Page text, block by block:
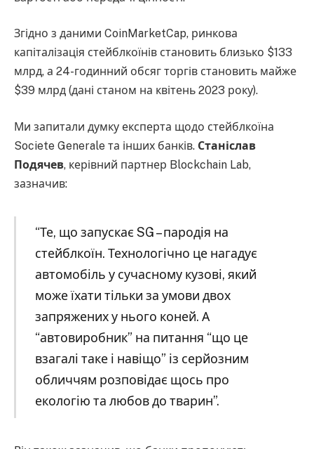
Згідно з даними CoinMarketCap, ринкова
капіталізація стейблкоїнів становить близько $133
млрд, а 24-годинний обсяг торгів становить майже
$39 млрд (дані станом на квітень 2023 року).
Ми запитали думку експерта щодо стейблкоїна
Societe Generale та інших банків. Станіслав
Подячев, керівний партнер Blockchain Lab,
зазначив:
“Те, що запускає SG – пародія на
стейблкоїн. Технологічно це нагадує
автомобіль у сучасному кузові, який
може їхати тільки за умови двох
запряжених у нього коней. А
“автовиробник” на питання “що це
взагалі таке і навіщо” із серйозним
обличчям розповідає щось про
екологію та любов до тварин”.